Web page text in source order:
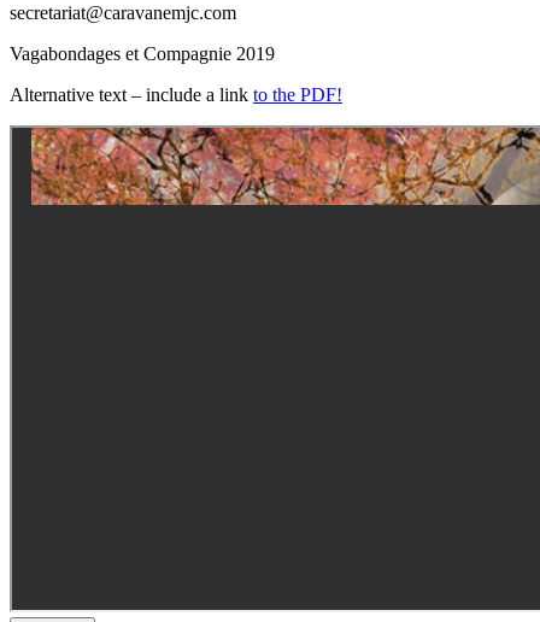
secretariat@caravanemjc.com
Vagabondages et Compagnie 2019
Alternative text – include a link to the PDF!